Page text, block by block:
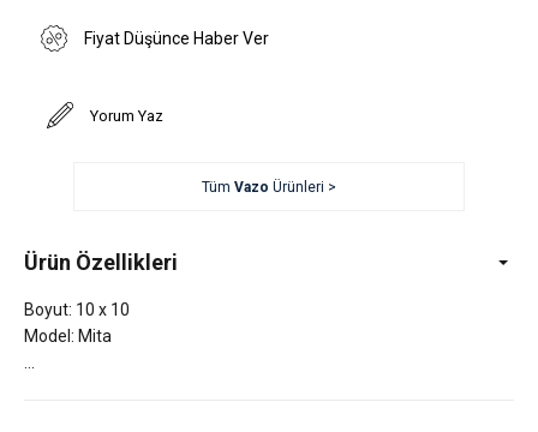
Fiyat Düşünce Haber Ver
Yorum Yaz
Tüm Vazo Ürünleri >
Ürün Özellikleri
Boyut: 10 x 10
Model: Mita